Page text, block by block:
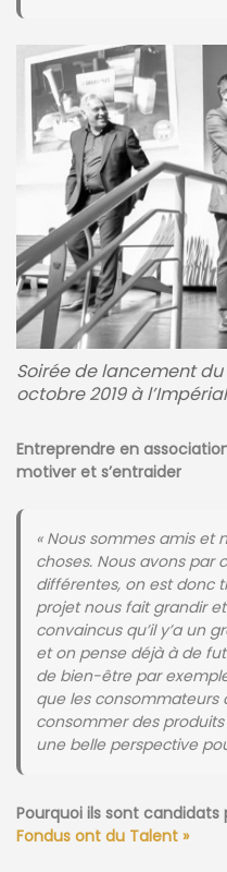
Soirée de lancement du
octobre 2019 à
Entreprendre en
motiver et s’entraider
« Nous sommes amis et
choses. Nous avons par
différentes, on est donc
projet nous fait grandir
convaincus qu’il y’a un
et on pense déjà à de
de bien-être par
que les consommateurs
consommer des
une belle perspective
Pourquoi ils sont
Fondus ont du Talent »